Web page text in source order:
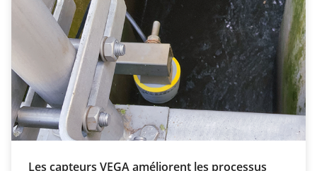
Les capteurs VEGA améliorent les processus